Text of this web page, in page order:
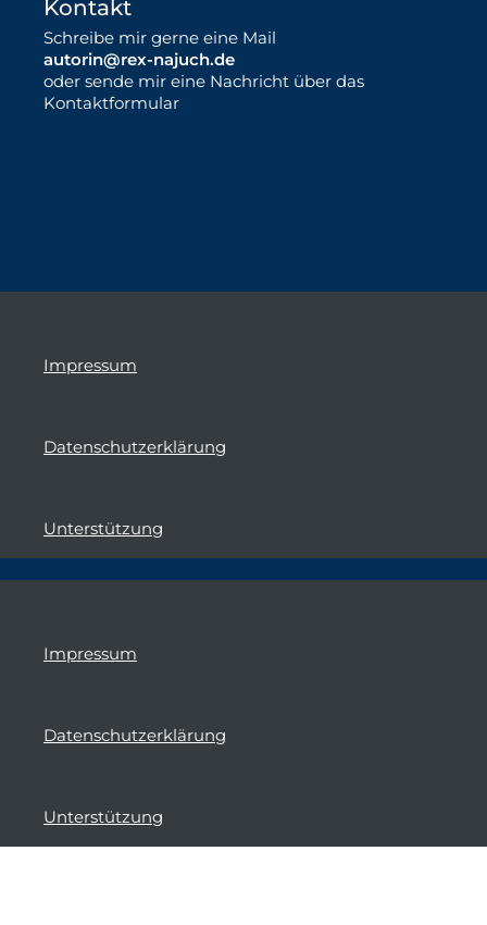
Kontakt
Schreibe mir gerne eine Mail
autorin@rex-najuch.de
oder sende mir eine Nachricht über das
Kontaktformular
Impressum
Datenschutzerklärung
Unterstützung
Impressum
Datenschutzerklärung
Unterstützung